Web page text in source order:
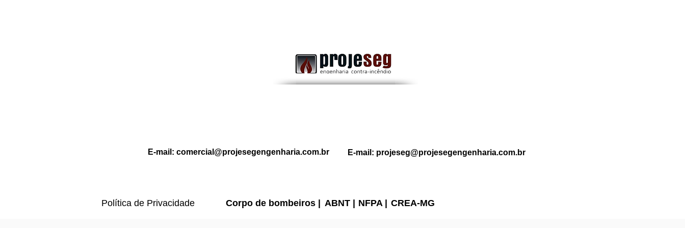
E-mail: comercial@projesegengenharia.com.br E-mail: projeseg@projesegengenharia.com.br
Política de Privacidade Corpo de bombeiros | ABNT NFPA CREA-MG